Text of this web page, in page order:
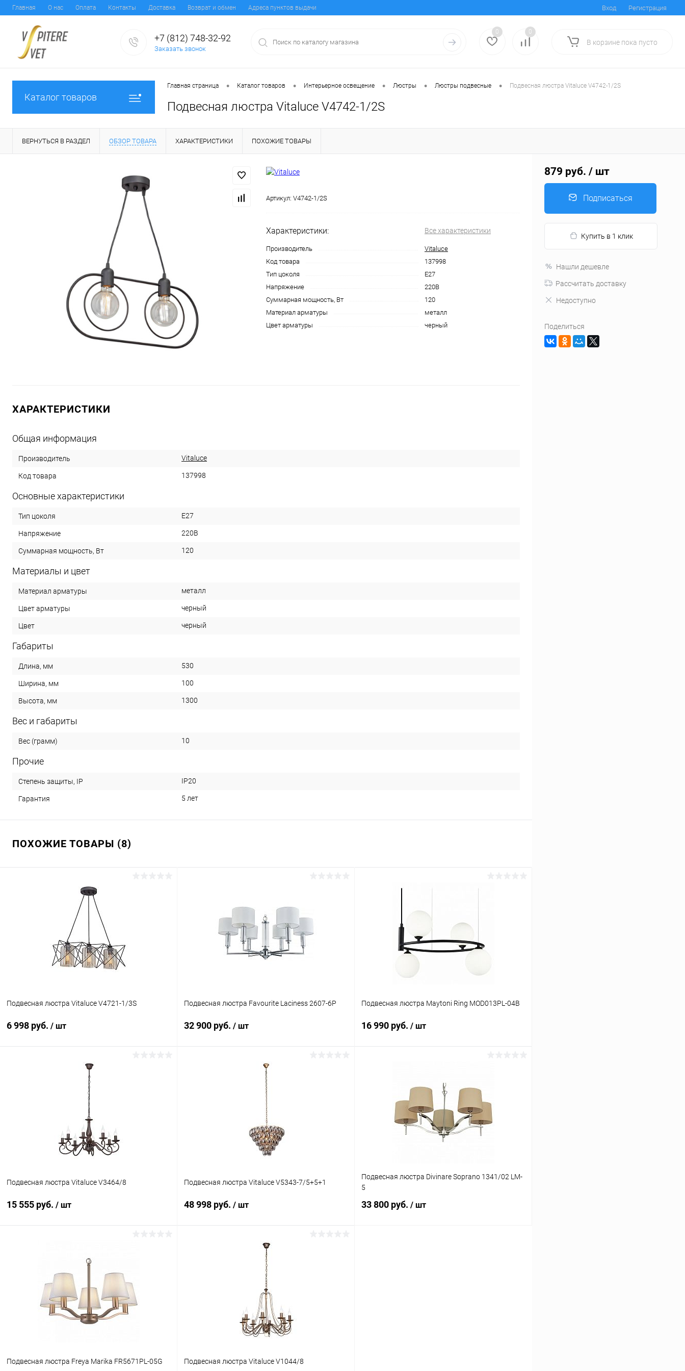
Главная О нас Оплата Контакты Доставка Возврат и обмен Адреса пунктов выдачи Вход Регистрация
+7 (812) 748-32-92
Заказать звонок
0 0
В корзине пока пусто
Каталог товаров
Главная страница • Каталог товаров • Интерьерное освещение • Люстры • Люстры подвесные • Подвесная люстра Vitaluce V4742-1/2S
Подвесная люстра Vitaluce V4742-1/2S
ВЕРНУТЬСЯ В РАЗДЕЛ ОБЗОР ТОВАРА ХАРАКТЕРИСТИКИ ПОХОЖИЕ ТОВАРЫ
Артикул: V4742-1/2S
Характеристики: Все характеристики
Производитель
Vitaluce
Код товара
137998
Тип цоколя
E27
Напряжение
220В
Суммарная мощность, Вт
120
Материал арматуры
металл
Цвет арматуры
черный
ХАРАКТЕРИСТИКИ
Общая информация
Производитель Vitaluce
Код товара 137998
Основные характеристики
Тип цоколя E27
Напряжение 220В
Суммарная мощность, Вт 120
Материалы и цвет
Материал арматуры металл
Цвет арматуры черный
Цвет черный
Габариты
Длина, мм 530
Ширина, мм 100
Высота, мм 1300
Вес и габариты
Вес (грамм) 10
Прочие
Степень защиты, IP IP20
Гарантия 5 лет
ПОХОЖИЕ ТОВАРЫ (8)
Подвесная люстра Vitaluce V4721-1/3S
6 998 руб. / шт
В корзину
Подвесная люстра Favourite Laciness 2607-6P
32 900 руб. / шт
В корзину
Подвесная люстра Maytoni Ring MOD013PL-04B
16 990 руб. / шт
Купить в 1 клик Сравнение
В избранное В наличии
Подвесная люстра Vitaluce V3464/8
15 555 руб. / шт
Купить в 1 клик Сравнение
В избранное В наличии
Подвесная люстра Vitaluce V5343-7/5+5+1
48 998 руб. / шт
В корзину
Подвесная люстра Divinare Soprano 1341/02 LM-
5
33 800 руб. / шт
Подвесная люстра Freya Marika FR5671PL-05G Подвесная люстра Vitaluce V1044/8
879 руб. / шт
Подписаться
Купить в 1 клик
Нашли дешевле
Рассчитать доставку
Недоступно
Поделиться